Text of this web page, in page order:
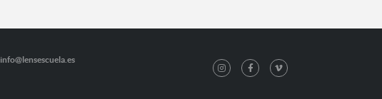
info@lensescuela.es